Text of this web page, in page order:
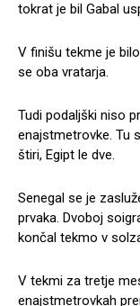
tokrat je bil Gabal
V finišu tekme je
se oba vratarja.
Tudi podaljški niso
enajstmetrovke. Tu
štiri, Egipt le dve.
Senegal se je
prvaka. Dvoboj
končal tekmo v
V tekmi za tretje
enajstmetrovkah